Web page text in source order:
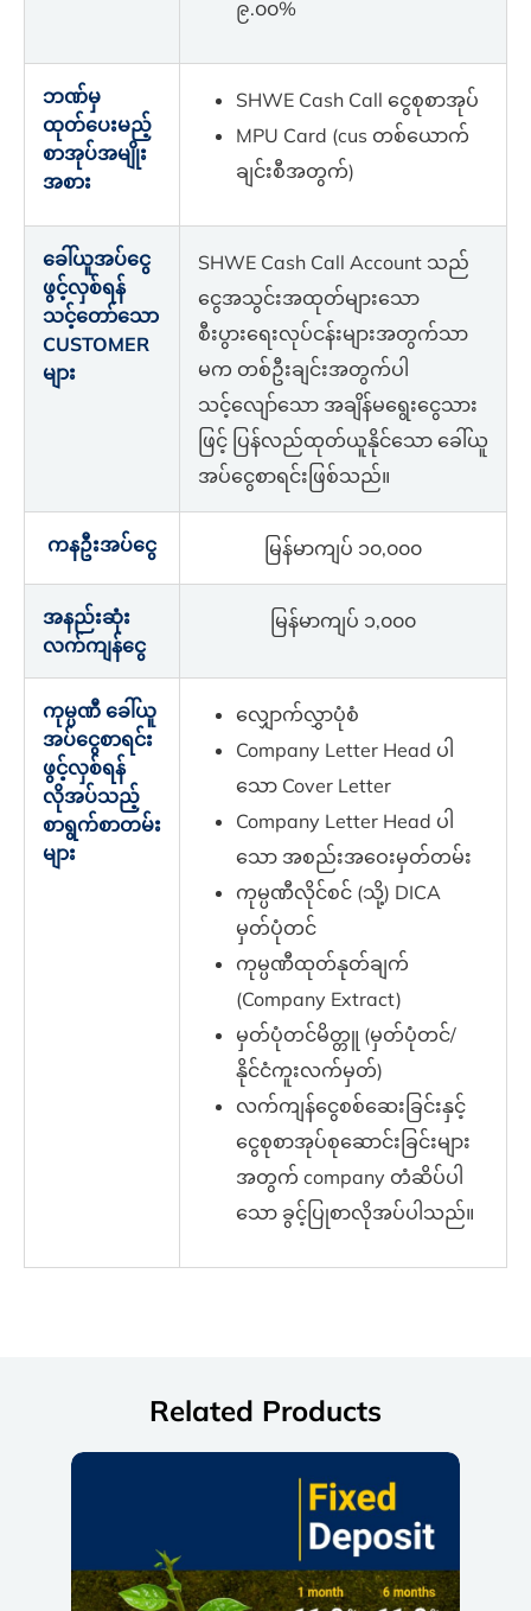
၉.၀၀%
ဘဏ်မှ
ထုတ်ပေးမည့်
စာအုပ်အမျိုး
အစား
SHWE Cash Call ငွေစုစာအုပ်
MPU Card (cus တစ်‌ယောက်
ချင်းစီအတွက်)
ခေါ်ယူအပ်ငွေ
ဖွင့်လှစ်ရန်
သင့်တော်သော
CUSTOMER
များ
SHWE Cash Call Account သည်
ငွေအသွင်းအထုတ်များသော
စီးပွားရေးလုပ်ငန်းများအတွက်သာ
မက တစ်ဦးချင်းအတွက်ပါ
သင့်လျော်သော အချိန်မရွေးငွေသား
ဖြင့် ပြန်လည်ထုတ်ယူနိုင်သော ခေါ်ယူ
အပ်ငွေစာရင်းဖြစ်သည်။
ကနဦးအပ်ငွေ မြန်မာကျပ် ၁၀,၀၀၀
အနည်းဆုံး
လက်ကျန်ငွေ
မြန်မာကျပ် ၁,၀၀၀
ကုမ္ပဏီ ခေါ်ယူ
အပ်ငွေစာရင်း
ဖွင့်လှစ်ရန်
လိုအပ်သည့်
စာရွက်စာတမ်း
များ
လျှောက်လွှာပုံစံ
Company Letter Head ပါ
သော Cover Letter
Company Letter Head ပါ
သော အစည်းအ‌‌‌ဝေးမှတ်တမ်း
ကုမ္ပဏီလိုင်စင် (သို့) DICA
မှတ်ပုံတင်
ကုမ္ပဏီထုတ်နုတ်ချက်
(Company Extract)
မှတ်ပုံတင်မိတ္တူ (မှတ်ပုံတင်/
နိုင်ငံကူးလက်မှတ်)
လက်ကျန်ငွေစစ်ဆေးခြင်းနှင့်
ငွေစုစာအုပ်စုဆောင်းခြင်းများ
အတွက် company တံဆိပ်ပါ
သော ခွင့်ပြုစာလိုအပ်ပါသည်။
Related Products